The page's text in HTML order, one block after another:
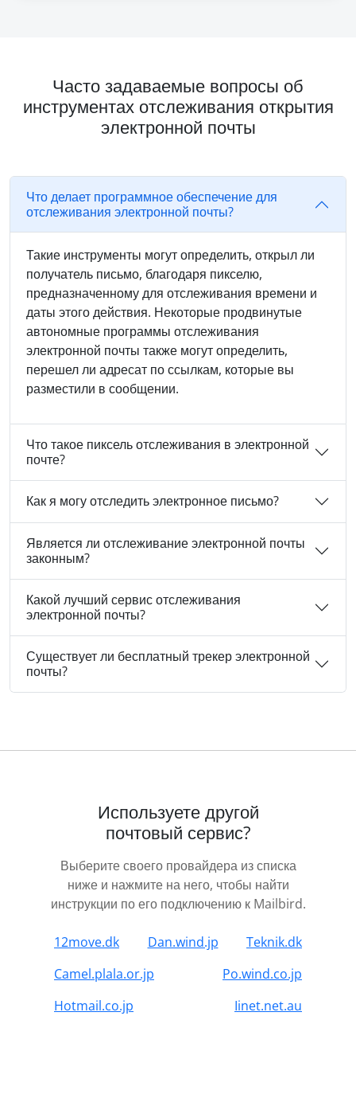
Часто задаваемые вопросы об
инструментах отслеживания открытия
электронной почты
Что делает программное обеспечение для
отслеживания электронной почты?
Такие инструменты могут определить, открыл ли
получатель письмо, благодаря пикселю,
предназначенному для отслеживания времени и
даты этого действия. Некоторые продвинутые
автономные программы отслеживания
электронной почты также могут определить,
перешел ли адресат по ссылкам, которые вы
разместили в сообщении.
Что такое пиксель отслеживания в электронной
почте?
Как я могу отследить электронное письмо?
Является ли отслеживание электронной почты
законным?
Какой лучший сервис отслеживания
электронной почты?
Существует ли бесплатный трекер электронной
почты?
Используете другой
почтовый сервис?
Выберите своего провайдера из списка
ниже и нажмите на него, чтобы найти
инструкции по его подключению к Mailbird.
12move.dk Dan.wind.jp
Teknik.dk
Camel.plala.or.jp
Po.wind.co.jp
Hotmail.co.jp
Iinet.net.au